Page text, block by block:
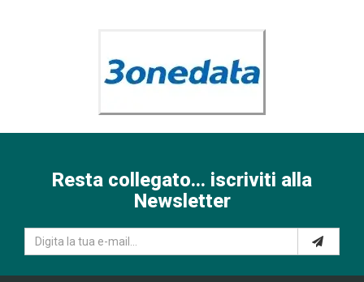
Resta collegato... iscriviti alla
Newsletter